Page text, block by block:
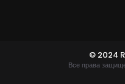
© 2024
Все права